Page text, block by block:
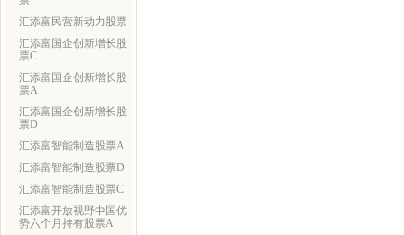
汇添富民营新动力股票
汇添富国企创新增长股
票C
汇添富国企创新增长股
票A
汇添富国企创新增长股
票D
汇添富智能制造股票A
汇添富智能制造股票D
汇添富智能制造股票C
汇添富开放视野中国优
势六个月持有股票A